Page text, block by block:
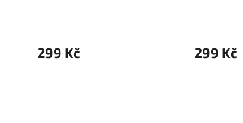
299 Kč 299 Kč